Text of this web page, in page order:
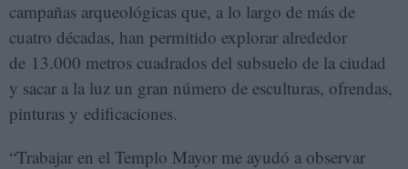
campañas arqueológicas que, a lo largo de más de
cuatro décadas, han permitido explorar alrededor
de 13.000 metros cuadrados del subsuelo de la ciudad
y sacar a la luz un gran número de esculturas, ofrendas,
pinturas y edificaciones.
“Trabajar en el Templo Mayor me ayudó a observar